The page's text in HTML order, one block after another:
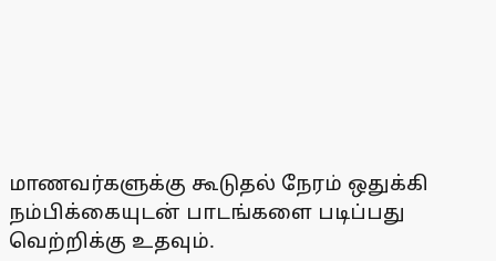
மாணவர்களுக்கு கூடுதல் நேரம் ஒதுக்கி
நம்பிக்கையுடன் பாடங்களை படிப்பது
வெற்றிக்கு உதவும்.